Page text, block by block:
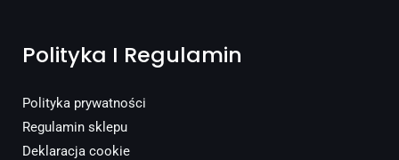
Polityka I Regulamin
Polityka prywatności
Regulamin sklepu
Deklaracja cookie